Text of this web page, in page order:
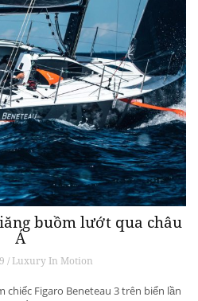
buồm lướt qua châu
Á
/ Luxury In Motion
chiếc Figaro Beneteau 3 trên biển lần